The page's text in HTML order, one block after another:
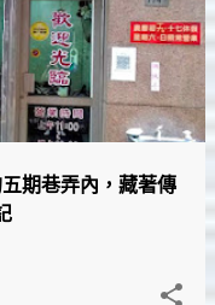
期巷弄內，藏著傳